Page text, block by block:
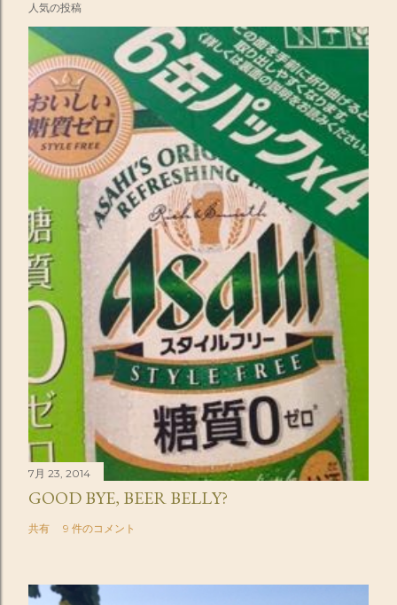
人気の投稿
7月 23, 2014
GOOD BYE, BEER BELLY?
共有 9 件のコメント